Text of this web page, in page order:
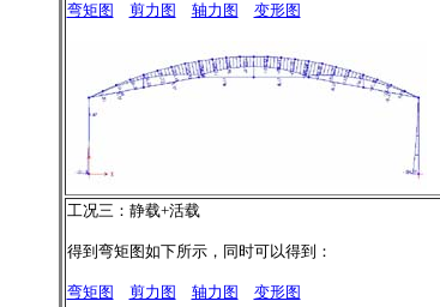
弯矩图 剪力图 轴力图 变形图
工况三：静载+活载
得到弯矩图如下所示，同时可以得到：
弯矩图 剪力图 轴力图 变形图